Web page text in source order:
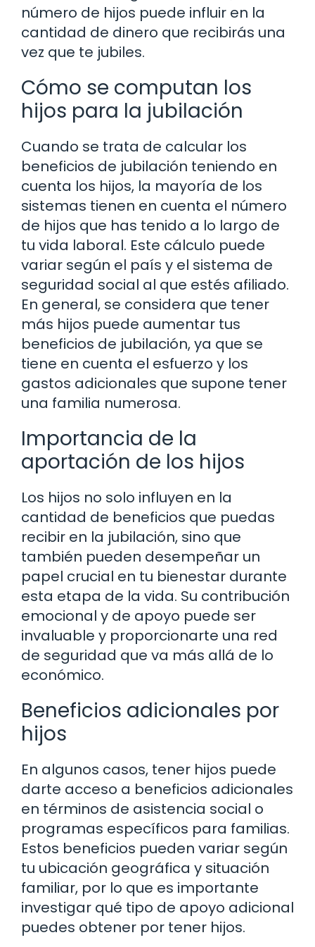
número de hijos puede influir en la
cantidad de dinero que recibirás una
vez que te jubiles.
Cómo se computan los
hijos para la jubilación
Cuando se trata de calcular los
beneficios de jubilación teniendo en
cuenta los hijos, la mayoría de los
sistemas tienen en cuenta el número
de hijos que has tenido a lo largo de
tu vida laboral. Este cálculo puede
variar según el país y el sistema de
seguridad social al que estés afiliado.
En general, se considera que tener
más hijos puede aumentar tus
beneficios de jubilación, ya que se
tiene en cuenta el esfuerzo y los
gastos adicionales que supone tener
una familia numerosa.
Importancia de la
aportación de los hijos
Los hijos no solo influyen en la
cantidad de beneficios que puedas
recibir en la jubilación, sino que
también pueden desempeñar un
papel crucial en tu bienestar durante
esta etapa de la vida. Su contribución
emocional y de apoyo puede ser
invaluable y proporcionarte una red
de seguridad que va más allá de lo
económico.
Beneficios adicionales por
hijos
En algunos casos, tener hijos puede
darte acceso a beneficios adicionales
en términos de asistencia social o
programas específicos para familias.
Estos beneficios pueden variar según
tu ubicación geográfica y situación
familiar, por lo que es importante
investigar qué tipo de apoyo adicional
puedes obtener por tener hijos.